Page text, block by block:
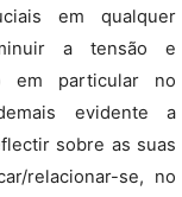
em qualquer
a tensão e
em particular no
evidente a
sobre as suas
relacionar-se, no